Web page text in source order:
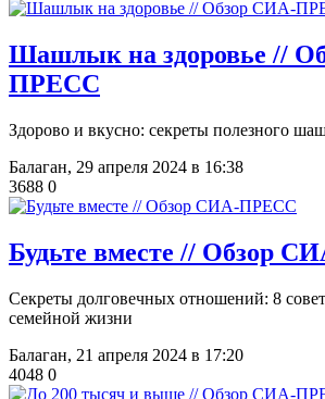
Шашлык на здоровье //
ПРЕСС
Здорово и вкусно: секреты полезного
Балаган, 29 апреля 2024 в 16:38
3688 0
Будьте вместе // Обзор
Секреты долговечных отношений: 8
семейной жизни
Балаган, 21 апреля 2024 в 17:20
4048 0